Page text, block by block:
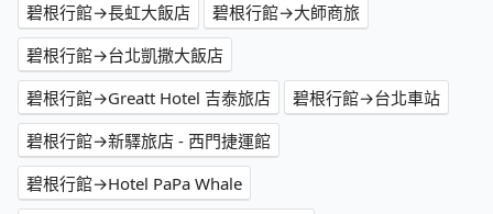
碧根行館→長虹大飯店
碧根行館→大師商旅
碧根行館→台北凱撒大飯店
碧根行館→Greatt Hotel 吉泰旅店
碧根行館→台北車站
碧根行館→新驛旅店 - 西門捷運館
碧根行館→Hotel PaPa Whale